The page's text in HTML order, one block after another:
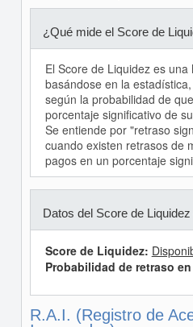
¿Qué mide el Score de
El Score de Liquidez es
basándose en la
según la probabilidad de
porcentaje significativo de
Se entiende por "retraso
cuando existen retrasos de
pagos en un porcentaje
Datos del Score de
Score de Liquidez:
Probabilidad de retraso
R.A.I. (Registro de